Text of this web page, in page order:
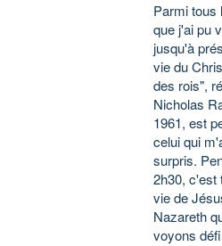
Parmi tous
que j'ai pu
jusqu'à
vie du
des rois",
Nicholas
1961, est
celui qui
surpris.
2h30, c'est
vie de
Nazareth
voyons